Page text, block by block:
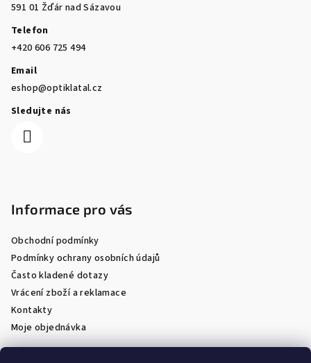
591 01 Žďár nad Sázavou
Telefon
+420 606 725 494
Email
eshop@optiklatal.cz
Sledujte nás
Informace pro vás
Obchodní podmínky
Podmínky ochrany osobních údajů
Často kladené dotazy
Vrácení zboží a reklamace
Kontakty
Moje objednávka